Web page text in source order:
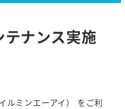
ナンス実施
ミンエーアイ） をご利